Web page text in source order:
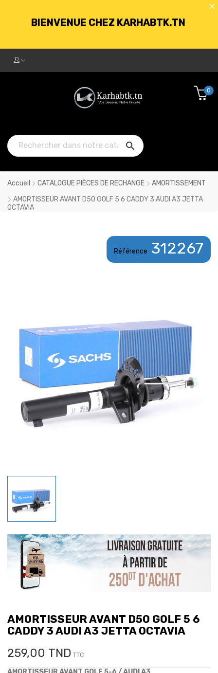
BIENVENUE CHEZ KARHABTK.TN
250DT D'ACHATS

0
Accueil CATALOGUE PIÈCES DE RECHANGE
AMORTISSEMENT
AMORTISSEUR AVANT D50 GOLF 5 6 CADDY 3 AUDI A3 JETTA
OCTAVIA
Référence 312267
AMORTISSEUR AVANT D50 GOLF 5 6
CADDY 3 AUDI A3 JETTA OCTAVIA
259,00 TND TTC